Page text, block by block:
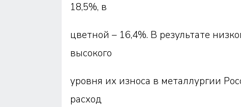
18,5%, в
цветной – 16,4%. В результате
высокого
уровня их износа в металлургии
расход